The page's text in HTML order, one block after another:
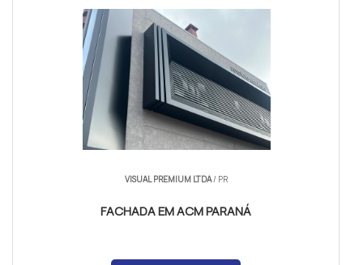
VISUAL PREMIUM LTDA/ PR
FACHADA EM ACM PARANÁ